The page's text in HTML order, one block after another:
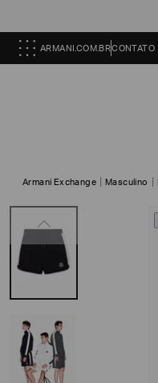
ARMANI.COM.BRCONTATO
Armani Exchange Masculino